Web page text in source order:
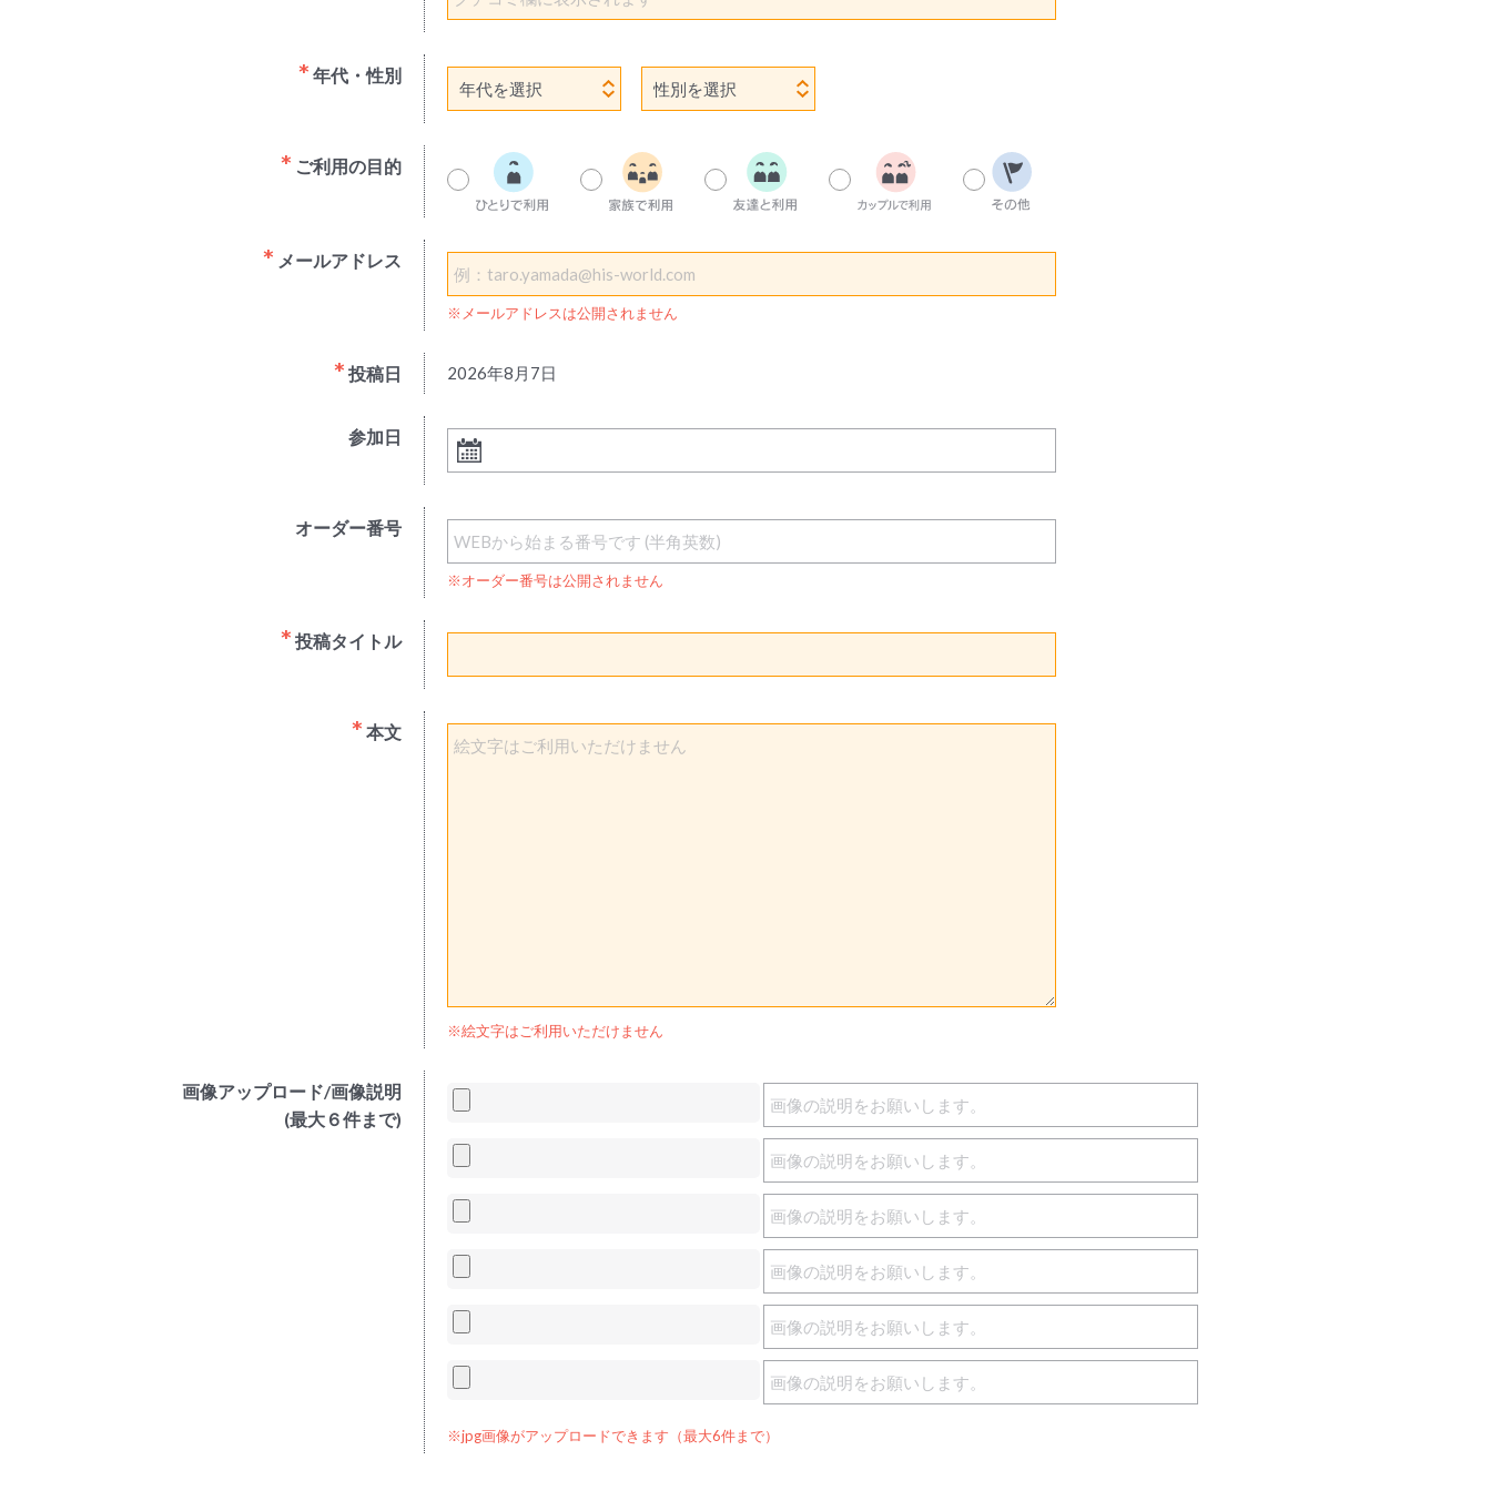
年代・性別
ご利用の目的
メールアドレス
※メールアドレスは公開されません
投稿日 2026年8月7日
参加日
オーダー番号
※オーダー番号は公開されません
投稿タイトル
本文
※絵文字はご利用いただけません
画像アップロード/画像説明
(最大６件まで)
※jpg画像がアップロードできます（最大6件まで）